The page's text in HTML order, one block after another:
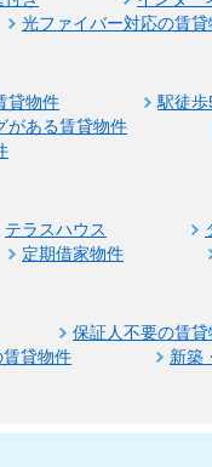
光ファイバー対応の賃貸
貸物件 駅徒
がある賃貸物件
テラスハウス
定期借家物件
保証人不要の賃貸
貸物件
新築